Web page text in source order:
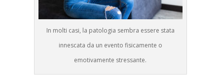
In molti casi, la patologia sembra essere stata
innescata da un evento fisicamente o
emotivamente stressante.